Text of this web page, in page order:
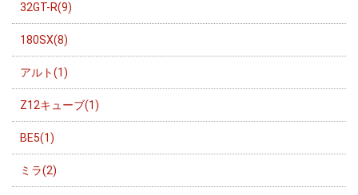
32GT-R(9)
180SX(8)
アルト(1)
Z12キューブ(1)
BE5(1)
ミラ(2)